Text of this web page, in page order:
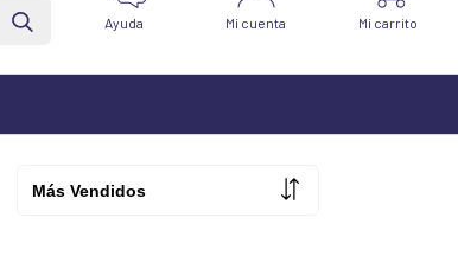
Ayuda Mi cuenta Mi carrito